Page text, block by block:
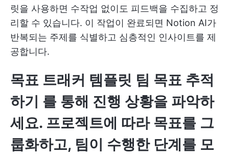
릿을 사용하면 수작업 없이도 피드백을 수집하고 정
리할 수 있습니다. 이 작업이 완료되면 Notion AI가
반복되는 주제를 식별하고 심층적인 인사이트를 제
공합니다.
목표 트래커 템플릿 팀 목표 추적
하기 를 통해 진행 상황을 파악하
세요. 프로젝트에 따라 목표를 그
룹화하고, 팀이 수행한 단계를 모